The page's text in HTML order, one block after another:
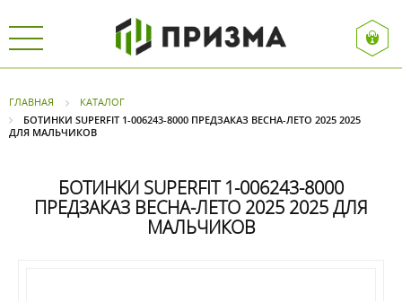
ГЛАВНАЯ
КАТАЛОГ
БОТИНКИ SUPERFIT 1-006243-8000 ПРЕДЗАКАЗ ВЕСНА-ЛЕТО 2025 2025
ДЛЯ МАЛЬЧИКОВ
БОТИНКИ SUPERFIT 1-006243-8000
ПРЕДЗАКАЗ ВЕСНА-ЛЕТО 2025 2025 ДЛЯ
МАЛЬЧИКОВ